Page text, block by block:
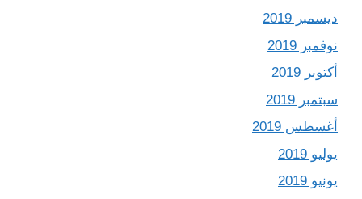
ديسمبر 2019
نوفمبر 2019
أكتوبر 2019
سبتمبر 2019
أغسطس 2019
يوليو 2019
يونيو 2019